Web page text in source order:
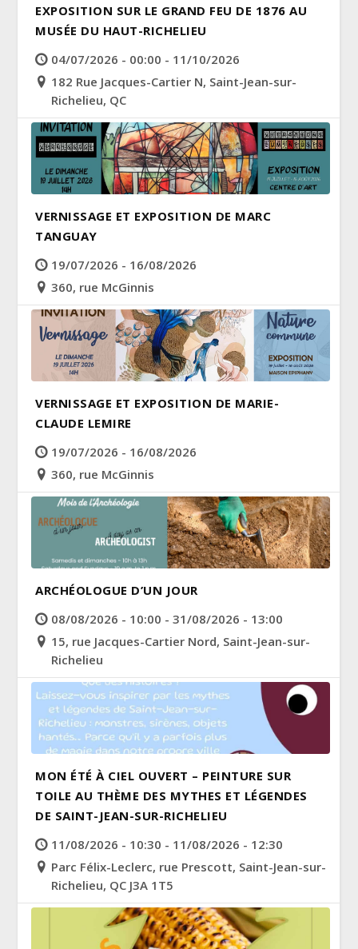
EXPOSITION SUR LE GRAND FEU DE 1876 AU
MUSÉE DU HAUT-RICHELIEU
04/07/2026 - 00:00 - 11/10/2026
182 Rue Jacques-Cartier N, Saint-Jean-sur-
Richelieu, QC
VERNISSAGE ET EXPOSITION DE MARC
TANGUAY
19/07/2026 - 16/08/2026
360, rue McGinnis
VERNISSAGE ET EXPOSITION DE MARIE-
CLAUDE LEMIRE
19/07/2026 - 16/08/2026
360, rue McGinnis
ARCHÉOLOGUE D’UN JOUR
08/08/2026 - 10:00 - 31/08/2026 - 13:00
15, rue Jacques-Cartier Nord, Saint-Jean-sur-
Richelieu
MON ÉTÉ À CIEL OUVERT – PEINTURE SUR
TOILE AU THÈME DES MYTHES ET LÉGENDES
DE SAINT-JEAN-SUR-RICHELIEU
11/08/2026 - 10:30 - 11/08/2026 - 12:30
Parc Félix-Leclerc, rue Prescott, Saint-Jean-sur-
Richelieu, QC J3A 1T5